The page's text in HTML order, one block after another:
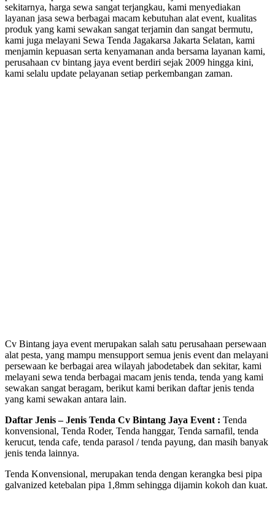
sekitarnya, harga sewa sangat terjangkau, kami menyediakan
layanan jasa sewa berbagai macam kebutuhan alat event, kualitas
produk yang kami sewakan sangat terjamin dan sangat bermutu,
kami juga melayani Sewa Tenda Jagakarsa Jakarta Selatan, kami
menjamin kepuasan serta kenyamanan anda bersama layanan kami,
perusahaan cv bintang jaya event berdiri sejak 2009 hingga kini,
kami selalu update pelayanan setiap perkembangan zaman.
Cv Bintang jaya event merupakan salah satu perusahaan persewaan
alat pesta, yang mampu mensupport semua jenis event dan melayani
persewaan ke berbagai area wilayah jabodetabek dan sekitar, kami
melayani sewa tenda berbagai macam jenis tenda, tenda yang kami
sewakan sangat beragam, berikut kami berikan daftar jenis tenda
yang kami sewakan antara lain.
Daftar Jenis – Jenis Tenda Cv Bintang Jaya Event : Tenda
konvensional, Tenda Roder, Tenda hanggar, Tenda sarnafil, tenda
kerucut, tenda cafe, tenda parasol / tenda payung, dan masih banyak
jenis tenda lainnya.
Tenda Konvensional, merupakan tenda dengan kerangka besi pipa
galvanized ketebalan pipa 1,8mm sehingga dijamin kokoh dan kuat.